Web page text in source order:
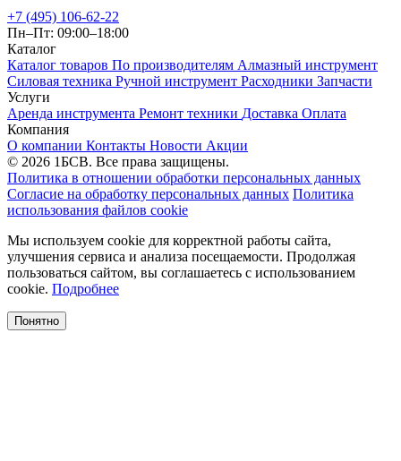
+7 (495) 106-62-22
Пн–Пт: 09:00–18:00
Каталог
Каталог товаров По производителям Алмазный инструмент
Силовая техника Ручной инструмент Расходники Запчасти
Услуги
Аренда инструмента Ремонт техники Доставка Оплата
Компания
О компании Контакты Новости Акции
© 2026 1БСВ. Все права защищены.
Политика в отношении обработки персональных данных
Согласие на обработку персональных данных Политика
использования файлов cookie
Мы используем cookie для корректной работы сайта,
улучшения сервиса и анализа посещаемости. Продолжая
пользоваться сайтом, вы соглашаетесь с использованием
cookie. Подробнее
Понятно